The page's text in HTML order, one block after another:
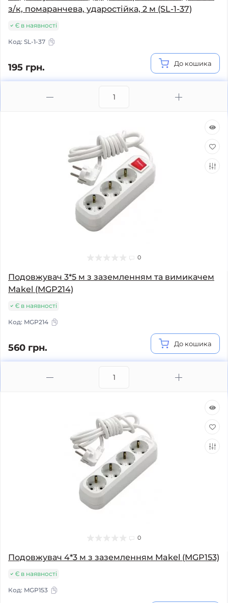
з/к, помаранчева, ударостійка, 2 м (SL-1-37)
Є в наявності
Код: SL-1-37
195 грн. До кошика
0
Подовжувач 3*5 м з заземленням та вимикачем
Makel (MGP214)
Є в наявності
Код: MGP214
560 грн. До кошика
0
Подовжувач 4*3 м з заземленням Makel (MGP153)
Є в наявності
Код: MGP153